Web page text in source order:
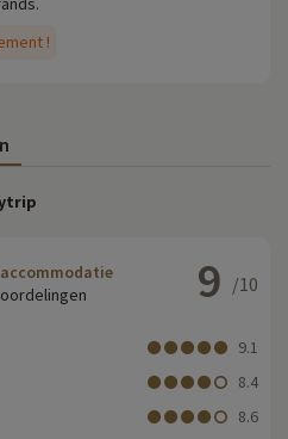
!
9 /10
9.1
8.4
8.6